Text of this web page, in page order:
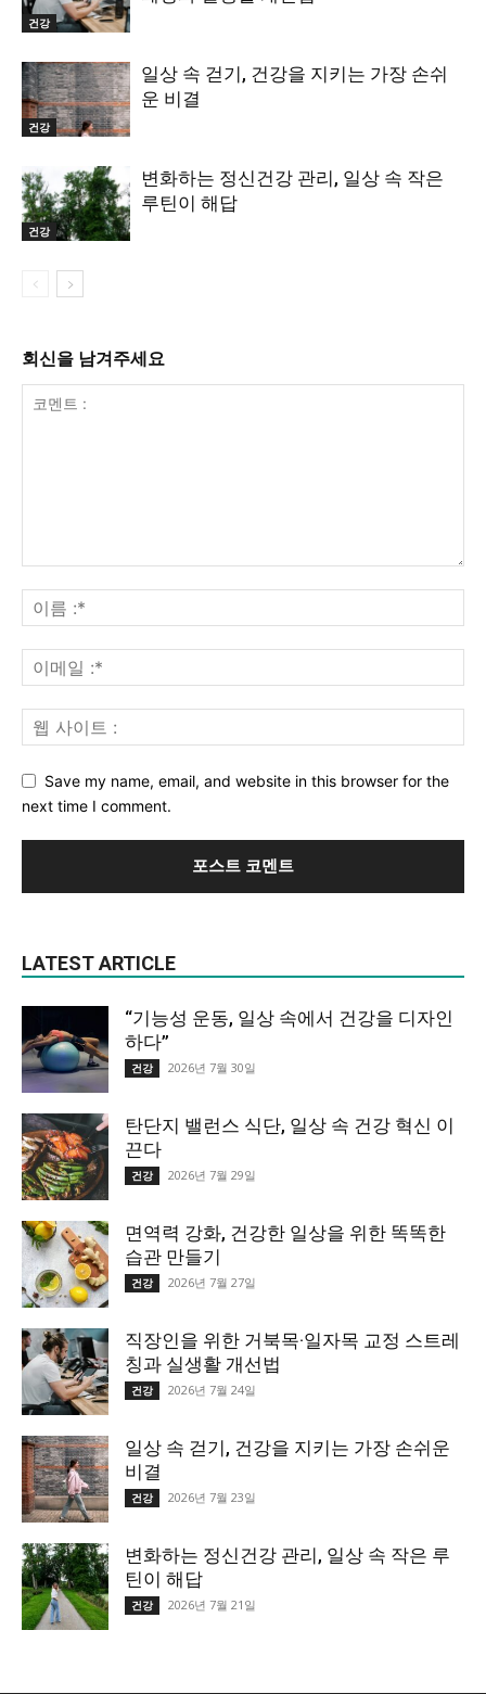
건강
건강
일상 속 걷기, 건강을 지키는 가장 손쉬
운 비결
건강
변화하는 정신건강 관리, 일상 속 작은
루틴이 해답
회신을 남겨주세요
Save my name, email, and website in this browser for the
next time I comment.
LATEST ARTICLE
“기능성 운동, 일상 속에서 건강을 디자인
하다”
건강 2026년 7월 30일
탄단지 밸런스 식단, 일상 속 건강 혁신 이
끈다
건강 2026년 7월 29일
면역력 강화, 건강한 일상을 위한 똑똑한
습관 만들기
건강 2026년 7월 27일
직장인을 위한 거북목·일자목 교정 스트레
칭과 실생활 개선법
건강 2026년 7월 24일
일상 속 걷기, 건강을 지키는 가장 손쉬운
비결
건강 2026년 7월 23일
변화하는 정신건강 관리, 일상 속 작은 루
틴이 해답
건강 2026년 7월 21일